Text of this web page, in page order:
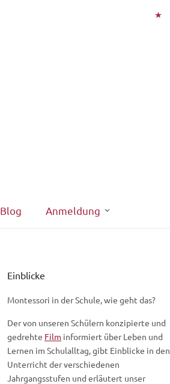
Blog Anmeldung
Einblicke
Montessori in der Schule, wie geht das?
Der von unseren Schülern konzipierte und
gedrehte Film informiert über Leben und
Lernen im Schulalltag, gibt Einblicke in den
Unterricht der verschiedenen
Jahrgangsstufen und erläutert unser